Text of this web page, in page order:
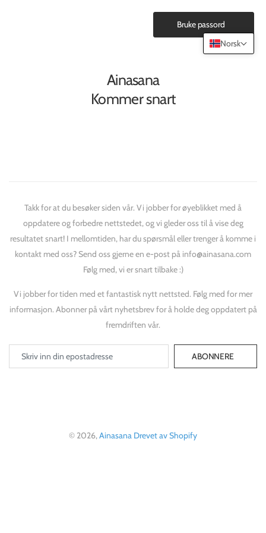
Ainasana
Kommer snart
Takk for at du besøker siden vår. Vi jobber for øyeblikket med å
oppdatere og forbedre nettstedet, og vi gleder oss til å vise deg
resultatet snart! I mellomtiden, har du spørsmål eller trenger å komme i
kontakt med oss? Send oss gjerne en e-post på info@ainasana.com
Følg med, vi er snart tilbake :)
Vi jobber for tiden med et fantastisk nytt nettsted. Følg med for mer
informasjon. Abonner på vårt nyhetsbrev for å holde deg oppdatert på
fremdriften vår.
ABONNERE
© 2026,Ainasana Drevet av Shopify
Bruke passord
Norsk